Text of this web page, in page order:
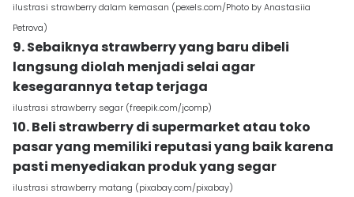
ilustrasi strawberry dalam kemasan (pexels.com/Photo by Anastasiia
Petrova)
9. Sebaiknya strawberry yang baru dibeli
langsung diolah menjadi selai agar
kesegarannya tetap terjaga
ilustrasi strawberry segar (freepik.com/jcomp)
10. Beli strawberry di supermarket atau toko
pasar yang memiliki reputasi yang baik karena
pasti menyediakan produk yang segar
ilustrasi strawberry matang (pixabay.com/pixabay)